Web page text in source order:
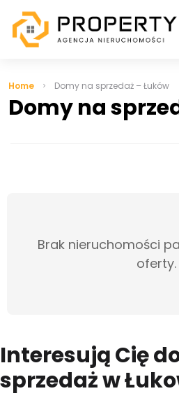
Home Domy na sprzedaż – Łuków
Domy na
Brak nieruchomości
oferty.
Interesują Cię
sprzedaż w